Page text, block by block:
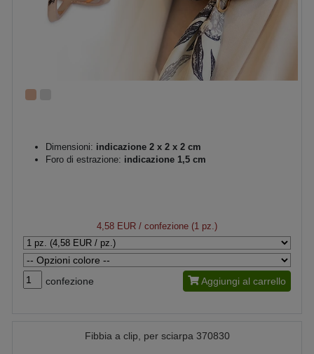
Dimensioni: indicazione 2 x 2 x 2 cm
Foro di estrazione: indicazione 1,5 cm
4,58 EUR / confezione (1 pz.)
confezione Aggiungi al carrello
Fibbia a clip, per sciarpa 370830